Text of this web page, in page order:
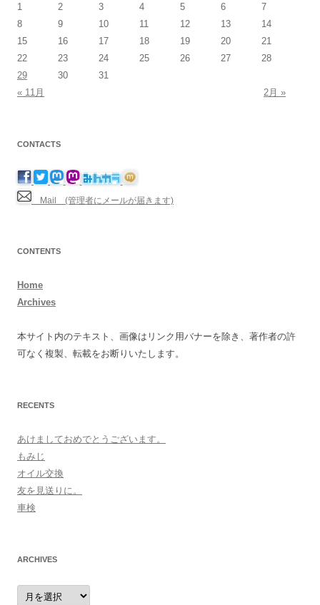
1
2 3 4 5 6
7
8
9 10 11 12 13
14
15
16 17 18 19 20
21
22
23 24 25 26 27
28
29
30
31
« 11月
2月 »
CONTACTS
Mail (管理者にメールが届きます)
CONTENTS
Home
Archives
本サイト内のテキスト、画像はリンク用バナーを除き、著作者の許
可なく複製、転載をお断りいたします。
RECENTS
あけましておめでとうございます。
もみじ
オイル交換
友を見送りに。
車検
ARCHIVES
archives